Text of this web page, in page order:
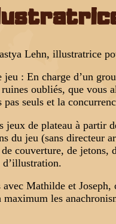
Lehn, illustratrice
: En charge d’un
oubliés, que vous
pas seuls et la
jeux de plateau à
du jeu (sans directeur
couverture, de jetons,
avec Mathilde et
les